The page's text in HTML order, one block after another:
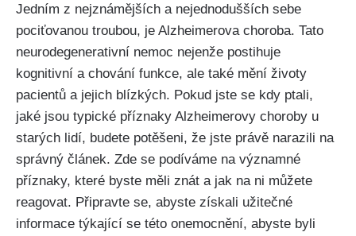
Jedním z nejznámějších a nejednodušších sebe
pociťovanou troubou, je Alzheimerova choroba. Tato
neurodegenerativní nemoc nejenže postihuje
kognitivní a chování funkce, ale také mění životy
pacientů a jejich blízkých. Pokud jste se kdy ptali,
jaké jsou typické příznaky Alzheimerovy choroby u
starých lidí, budete potěšeni, že jste právě narazili na
správný článek. Zde se podíváme na významné
příznaky, které byste měli znát a jak na ni můžete
reagovat. Připravte se, abyste získali užitečné
informace týkající se této onemocnění, abyste byli